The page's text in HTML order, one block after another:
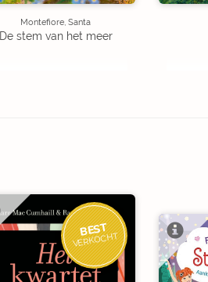
Montefiore, Santa
De stem van het meer
BEST
VERKOCHT